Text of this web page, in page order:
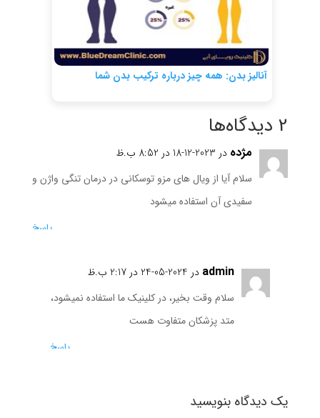
آنالیز بدن: همه چیز درباره ترکیب بدن شما
2 دیدگاه‌ها
مژده در 2023-12-18 در 8:52 ب.ظ
سلام آیا از ویال های مزو توسکانی در درمان تنگی واژن و
سفیدی آن استفاده میشود
پاسخ
admin در 2024-05-24 در 2:17 ب.ظ
سلام وقت بخیر، در کلینیک ما استفاده نمیشود،
متد پزشکان متفاوت هست
پاسخ
یک دیدگاه بنویسید